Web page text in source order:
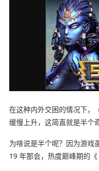
在这种内外交困的情况下，
缓慢上升，这简直就是半个
为啥说是半个呢？因为游戏
19 年那会，热度巅峰期的